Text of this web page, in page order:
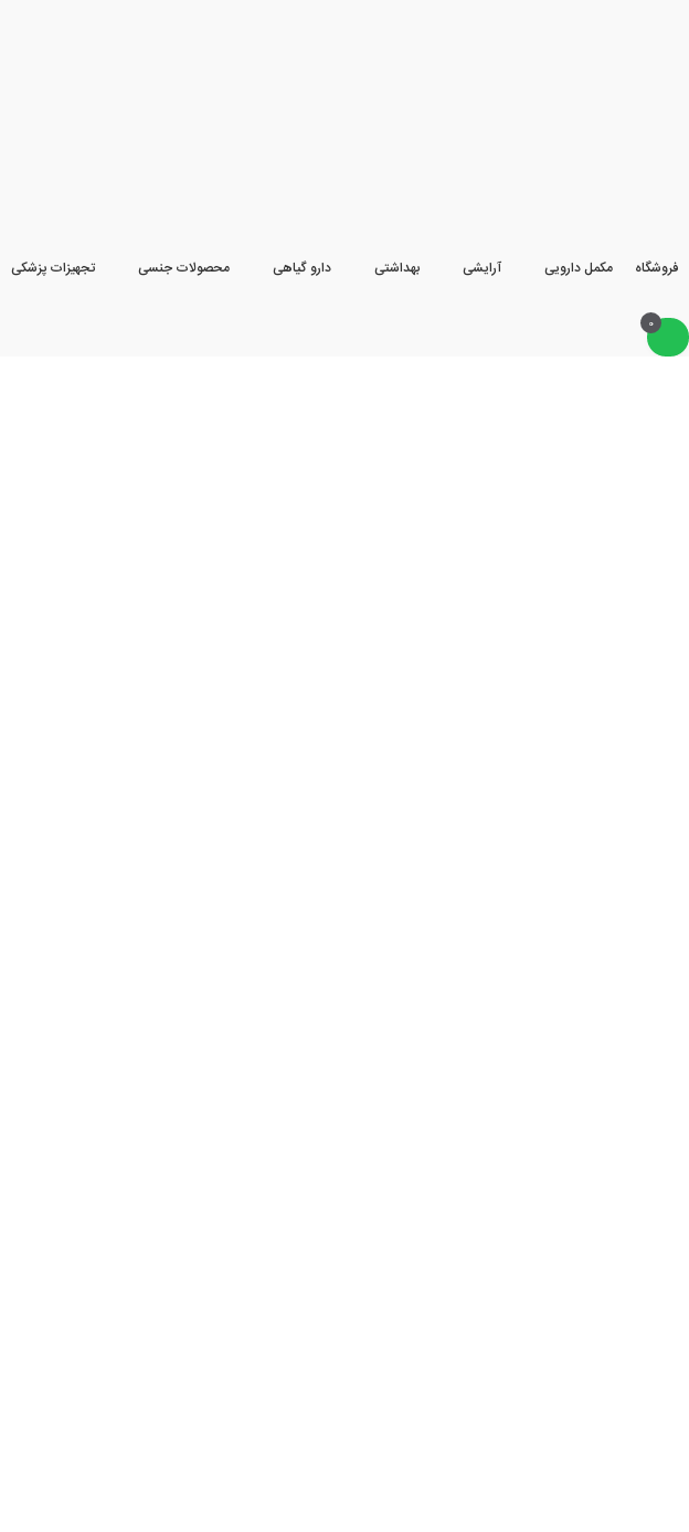
فروشگاه مکمل دارویی آرایشی بهداشتی دارو گیاهی محصولات جنسی تجهیزات پزشکی
0